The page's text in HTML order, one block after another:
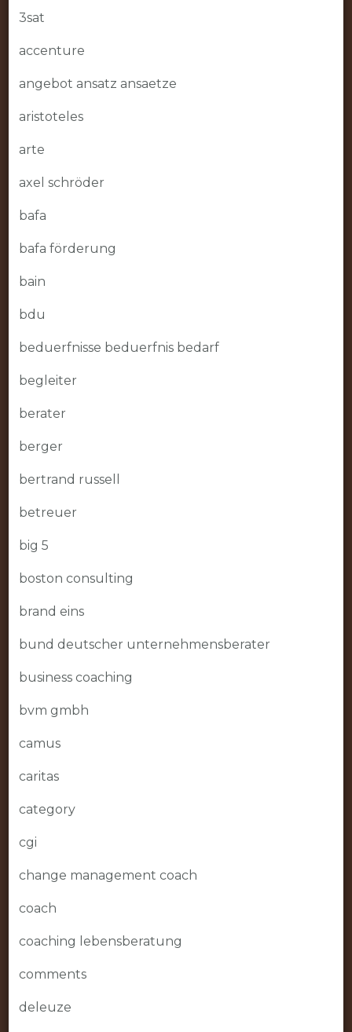
3sat
accenture
angebot ansatz ansaetze
aristoteles
arte
axel schröder
bafa
bafa förderung
bain
bdu
beduerfnisse beduerfnis bedarf
begleiter
berater
berger
bertrand russell
betreuer
big 5
boston consulting
brand eins
bund deutscher unternehmensberater
business coaching
bvm gmbh
camus
caritas
category
cgi
change management coach
coach
coaching lebensberatung
comments
deleuze